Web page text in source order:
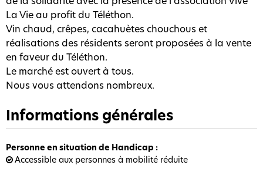
La Vie au profit du Téléthon.
Vin chaud, crêpes, cacahuètes chouchous et
réalisations des résidents seront proposées à la vente
en faveur du Téléthon.
Le marché est ouvert à tous.
Nous vous attendons nombreux.
Informations générales
Personne en situation de Handicap :
Accessible aux personnes à mobilité réduite